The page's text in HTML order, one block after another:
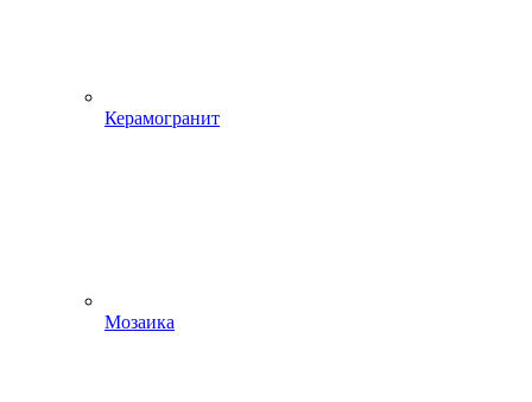
Керамогранит
Мозаика